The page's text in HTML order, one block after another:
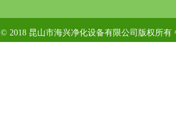
© 2018 昆山市海兴净化设备有限公司版权所有